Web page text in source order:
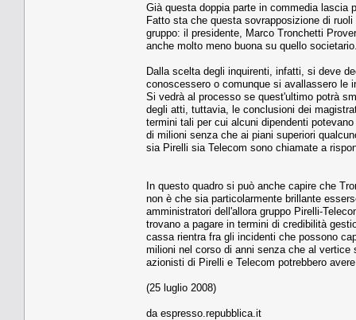
Già questa doppia parte in commedia lascia
Fatto sta che questa sovrapposizione di
gruppo: il presidente, Marco Tronchetti
anche molto meno buona su quello
Dalla scelta degli inquirenti, infatti, si deve
conoscessero o comunque si avallassero le
Si vedrà al processo se quest'ultimo potrà
degli atti, tuttavia, le conclusioni dei
termini tali per cui alcuni dipendenti
di milioni senza che ai piani superiori
sia Pirelli sia Telecom sono chiamate a
In questo quadro si può anche capire che
non è che sia particolarmente brillante
amministratori dell'allora gruppo Pirelli-
trovano a pagare in termini di credibilità
cassa rientra fra gli incidenti che possono
milioni nel corso di anni senza che al vertice
azionisti di Pirelli e Telecom potrebbero
(25 luglio 2008)
da espresso.repubblica.it